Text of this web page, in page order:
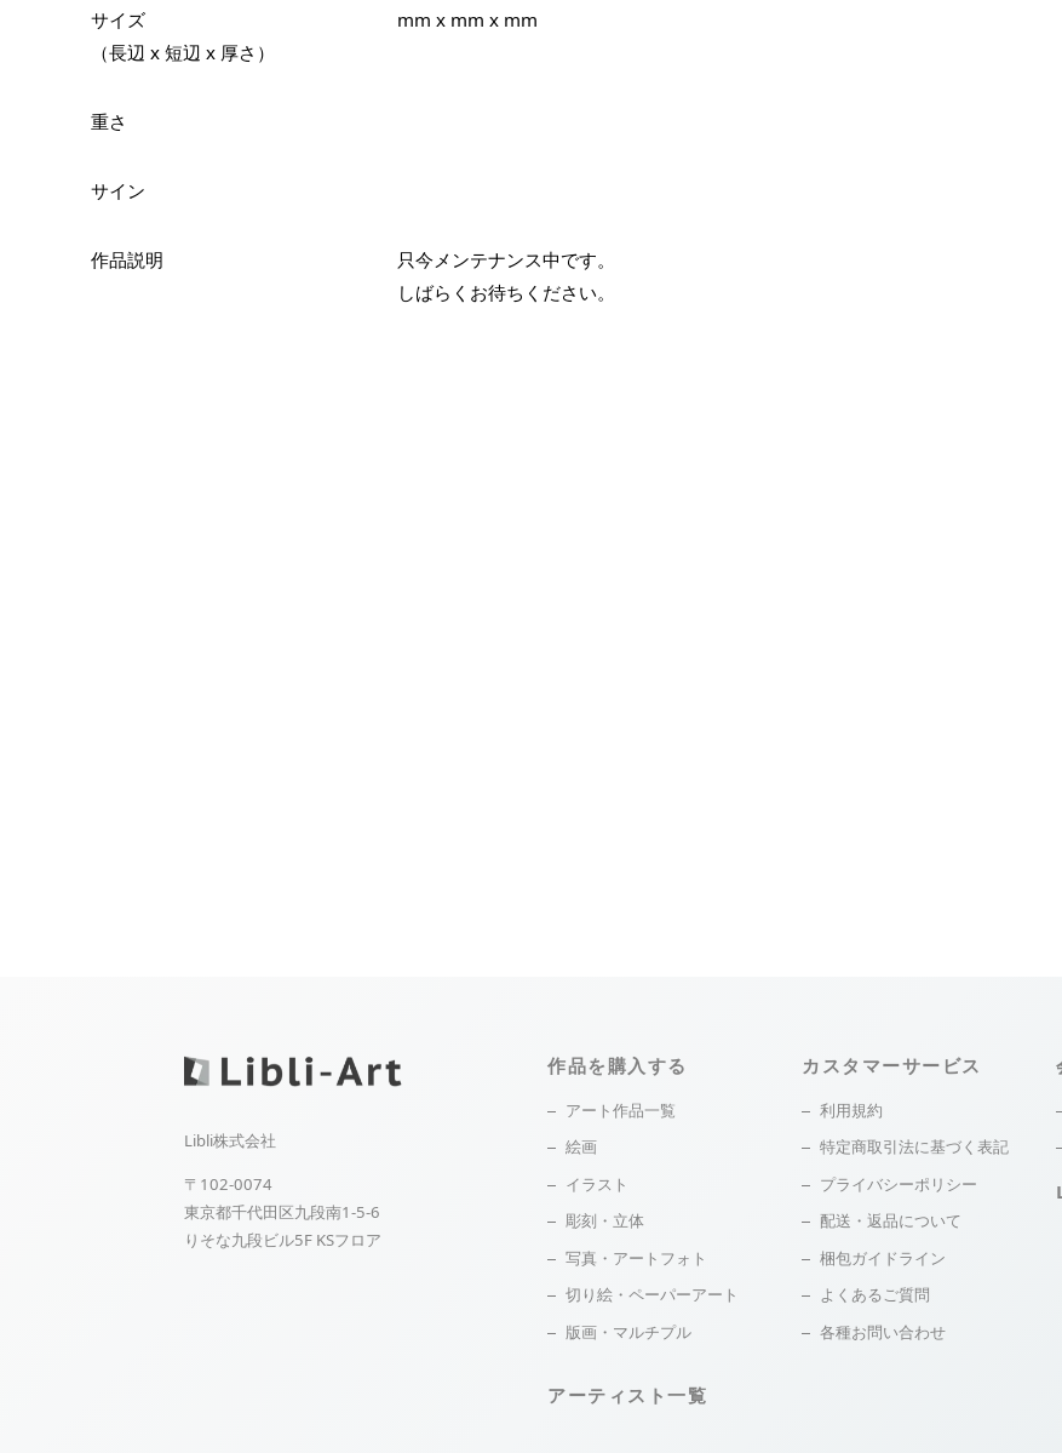
サイズ
（長辺 x 短辺 x 厚さ）
mm x mm x mm
重さ
サイン
作品説明
只今メンテナンス中です。
しばらくお待ちください。
Libli株式会社
〒102-0074
東京都千代田区九段南1-5-6
りそな九段ビル5F KSフロア
作品を購入する
アート作品一覧
絵画
イラスト
彫刻・立体
写真・アートフォト
切り絵・ペーパーアート
版画・マルチプル
アーティスト一覧
カスタマーサービス
利用規約
特定商取引法に基づく表記
プライバシーポリシー
配送・返品について
梱包ガイドライン
よくあるご質問
各種お問い合わせ